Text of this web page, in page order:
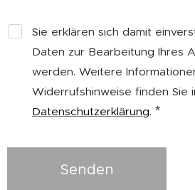
Sie erklären sich damit
Daten zur Bearbeitung Ihres Anliegens verwendet
werden. Weitere
Widerrufshinweise finden Sie
Datenschutzerklärung.
Senden